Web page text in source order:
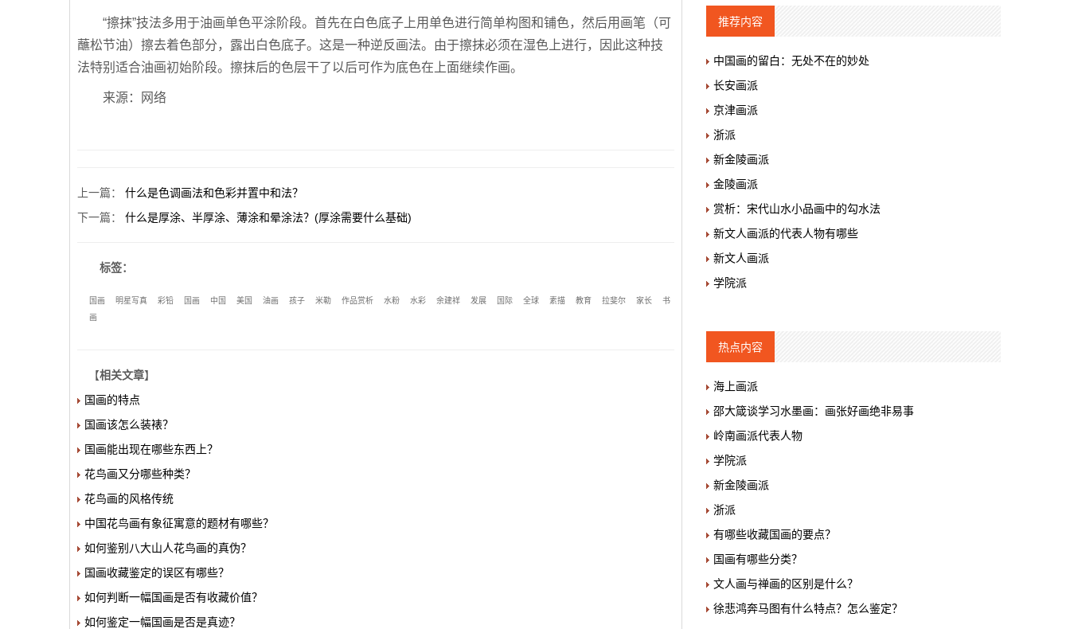
“擦抹”技法多用于油画单色平涂阶段。首先在白色底子上用单色进行简单构图和铺色，然后用画笔（可
蘸松节油）擦去着色部分，露出白色底子。这是一种逆反画法。由于擦抹必须在湿色上进行，因此这种技
法特别适合油画初始阶段。擦抹后的色层干了以后可作为底色在上面继续作画。
来源：网络
上一篇： 什么是色调画法和色彩并置中和法？
下一篇： 什么是厚涂、半厚涂、薄涂和晕涂法？(厚涂需要什么基础)
标签：
国画 明星写真 彩铅 国画 中国 美国 油画 孩子 米勒 作品赏析 水粉 水彩 余建祥 发展 国际 全球 素描 教育 拉斐尔 家长
书
画
【相关文章】
国画的特点
国画该怎么装裱？
国画能出现在哪些东西上？
花鸟画又分哪些种类？
花鸟画的风格传统
中国花鸟画有象征寓意的题材有哪些？
如何鉴别八大山人花鸟画的真伪？
国画收藏鉴定的误区有哪些？
如何判断一幅国画是否有收藏价值？
如何鉴定一幅国画是否是真迹？
推荐内容
中国画的留白：无处不在的妙处
长安画派
京津画派
浙派
新金陵画派
金陵画派
赏析：宋代山水小品画中的勾水法
新文人画派的代表人物有哪些
新文人画派
学院派
热点内容
海上画派
邵大箴谈学习水墨画：画张好画绝非易事
岭南画派代表人物
学院派
新金陵画派
浙派
有哪些收藏国画的要点？
国画有哪些分类？
文人画与禅画的区别是什么？
徐悲鸿奔马图有什么特点？怎么鉴定？